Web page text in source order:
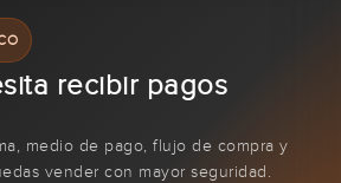
recibir pagos
medio de pago, flujo de compra y
vender con mayor seguridad.